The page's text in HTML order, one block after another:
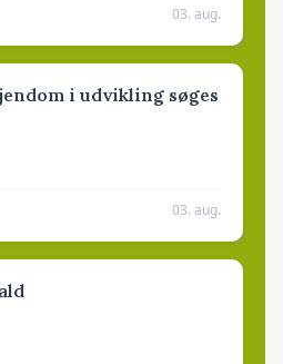
03. aug.
i udvikling søges
03. aug.